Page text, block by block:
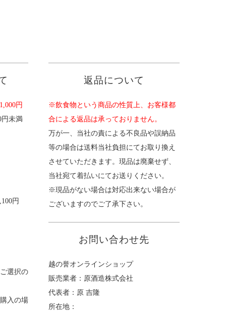
円
円未満
円
選択の
入の場
返品について
※飲食物という商品の性質上、お客様都
合による返品は承っておりません。
万が一、当社の責による不良品や誤納品
等の場合は送料当社負担にてお取り換え
させていただきます。現品は廃棄せず、
当社宛て着払いにてお送りください。
※現品がない場合は対応出来ない場合が
ございますのでご了承下さい。
お問い合わせ先
越の誉オンラインショップ
販売業者：原酒造株式会社
代表者：原 吉隆
所在地：